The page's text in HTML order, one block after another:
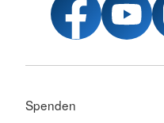
Spenden